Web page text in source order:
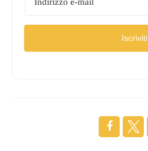
Iscriviti